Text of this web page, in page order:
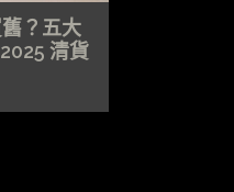
？五大
清貨